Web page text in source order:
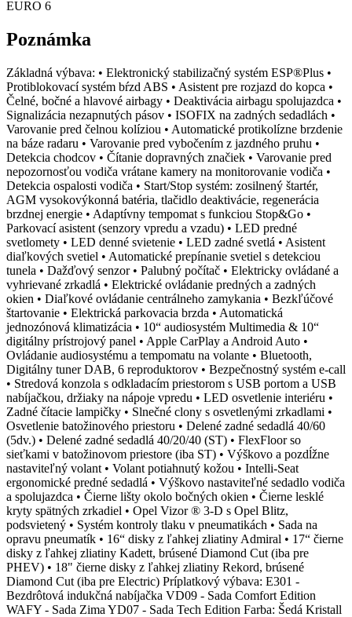
EURO 6
Poznámka
Základná výbava: • Elektronický stabilizačný systém ESP®Plus •
Protiblokovací systém bŕzd ABS • Asistent pre rozjazd do kopca •
Čelné, bočné a hlavové airbagy • Deaktivácia airbagu spolujazdca •
Signalizácia nezapnutých pásov • ISOFIX na zadných sedadlách •
Varovanie pred čelnou kolíziou • Automatické protikolízne brzdenie
na báze radaru • Varovanie pred vybočením z jazdného pruhu •
Detekcia chodcov • Čítanie dopravných značiek • Varovanie pred
nepozornosťou vodiča vrátane kamery na monitorovanie vodiča •
Detekcia ospalosti vodiča • Start/Stop systém: zosilnený štartér,
AGM vysokovýkonná batéria, tlačidlo deaktivácie, regenerácia
brzdnej energie • Adaptívny tempomat s funkciou Stop&Go •
Parkovací asistent (senzory vpredu a vzadu) • LED predné
svetlomety • LED denné svietenie • LED zadné svetlá • Asistent
diaľkových svetiel • Automatické prepínanie svetiel s detekciou
tunela • Dažďový senzor • Palubný počítač • Elektricky ovládané a
vyhrievané zrkadlá • Elektrické ovládanie predných a zadných
okien • Diaľkové ovládanie centrálneho zamykania • Bezkľúčové
štartovanie • Elektrická parkovacia brzda • Automatická
jednozónová klimatizácia • 10“ audiosystém Multimedia & 10“
digitálny prístrojový panel • Apple CarPlay a Android Auto •
Ovládanie audiosystému a tempomatu na volante • Bluetooth,
Digitálny tuner DAB, 6 reproduktorov • Bezpečnostný systém e-call
• Stredová konzola s odkladacím priestorom s USB portom a USB
nabíjačkou, držiaky na nápoje vpredu • LED osvetlenie interiéru •
Zadné čítacie lampičky • Slnečné clony s osvetlenými zrkadlami •
Osvetlenie batožinového priestoru • Delené zadné sedadlá 40/60
(5dv.) • Delené zadné sedadlá 40/20/40 (ST) • FlexFloor so
sieťkami v batožinovom priestore (iba ST) • Výškovo a pozdĺžne
nastaviteľný volant • Volant potiahnutý kožou • Intelli-Seat
ergonomické predné sedadlá • Výškovo nastaviteľné sedadlo vodiča
a spolujazdca • Čierne lišty okolo bočných okien • Čierne lesklé
kryty spätných zrkadiel • Opel Vizor ® 3-D s Opel Blitz,
podsvietený • Systém kontroly tlaku v pneumatikách • Sada na
opravu pneumatík • 16“ disky z ľahkej zliatiny Admiral • 17“ čierne
disky z ľahkej zliatiny Kadett, brúsené Diamond Cut (iba pre
PHEV) • 18" čierne disky z ľahkej zliatiny Rekord, brúsené
Diamond Cut (iba pre Electric) Príplatkový výbava: E301 -
Bezdrôtová indukčná nabíjačka VD09 - Sada Comfort Edition
WAFY - Sada Zima YD07 - Sada Tech Edition Farba: Šedá Kristall